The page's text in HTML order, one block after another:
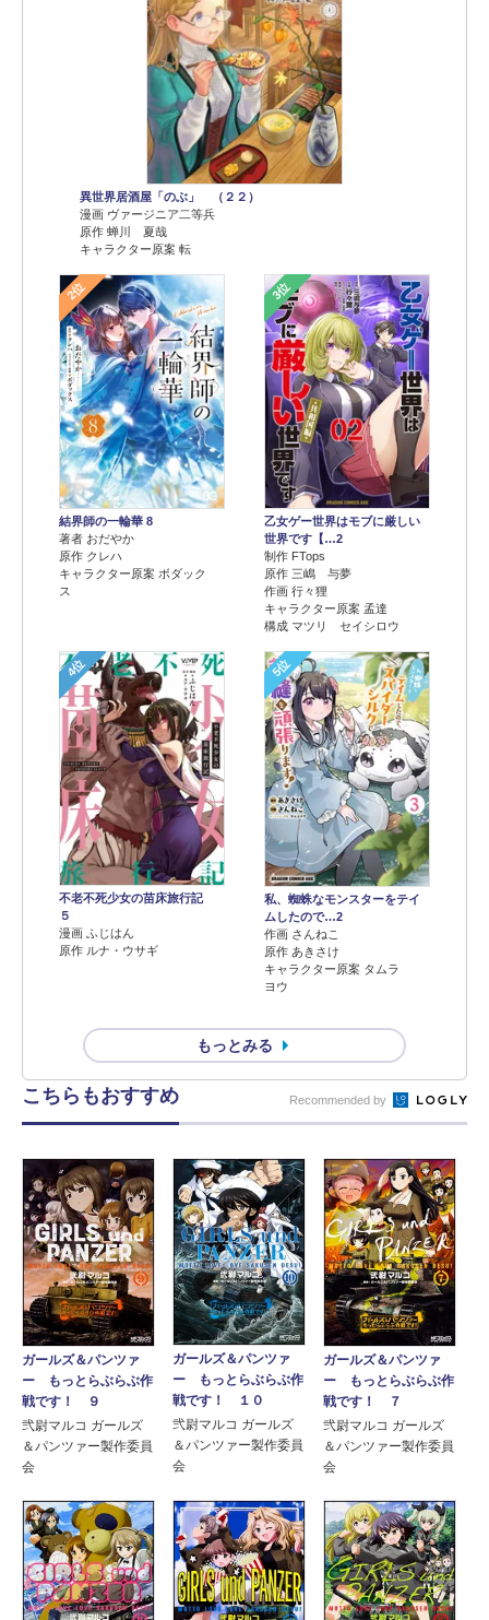
異世界居酒屋「のぶ」 （２２）
漫画 ヴァージニア二等兵
原作 蝉川 夏哉
キャラクター原案 転
2位
結界師の一輪華 8
著者 おだやか
原作 クレハ
キャラクター原案 ボダック
ス
3位
乙女ゲー世界はモブに厳しい
世界です【…2
制作 FTops
原作 三嶋 与夢
作画 行々狸
キャラクター原案 孟達
構成 マツリ セイシロウ
4位
不老不死少女の苗床旅行記
５
漫画 ふじはん
原作 ルナ・ウサギ
5位
私、蜘蛛なモンスターをテイ
ムしたので…2
作画 さんねこ
原作 あきさけ
キャラクター原案 タムラ
ヨウ
もっとみる
こちらもおすすめ Recommended by
ガールズ＆パンツァ
ー もっとらぶらぶ作
戦です！ ９
弐尉マルコ ガールズ
＆パンツァー製作委員
会
ガールズ＆パンツァ
ー もっとらぶらぶ作
戦です！ １０
弐尉マルコ ガールズ
＆パンツァー製作委員
会
ガールズ＆パンツァ
ー もっとらぶらぶ作
戦です！ ７
弐尉マルコ ガールズ
＆パンツァー製作委員
会